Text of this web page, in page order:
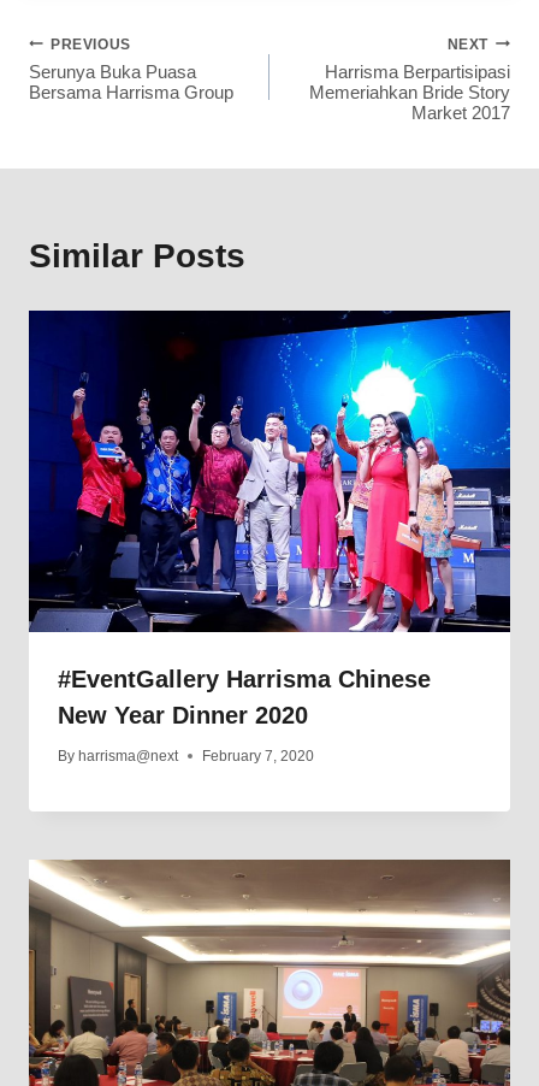
PREVIOUS
Serunya Buka Puasa
Bersama Harrisma Group
NEXT
Harrisma Berpartisipasi
Memeriahkan Bride Story
Market 2017
Similar Posts
#EventGallery Harrisma Chinese
New Year Dinner 2020
By harrisma@next February 7, 2020